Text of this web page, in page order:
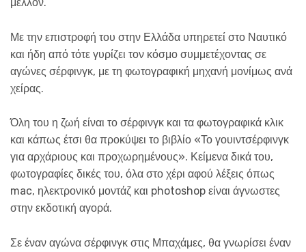
Με την επιστροφή του στην Ελλάδα υπηρετεί στο Ναυτικό
και ήδη από τότε γυρίζει τον κόσμο συμμετέχοντας σε
αγώνες σέρφινγκ, με τη φωτογραφική μηχανή μονίμως ανά
χείρας.
Όλη του η ζωή είναι το σέρφινγκ και τα φωτογραφικά κλικ
και κάπως έτσι θα προκύψει το βιβλίο «Το γουιντσέρφινγκ
για αρχάριους και προχωρημένους». Κείμενα δικά του,
φωτογραφίες δικές του, όλα στο χέρι αφού λέξεις όπως
mac, ηλεκτρονικό μοντάζ και photoshop είναι άγνωστες
στην εκδοτική αγορά.
Σε έναν αγώνα σέρφινγκ στις Μπαχάμες, θα γνωρίσει έναν